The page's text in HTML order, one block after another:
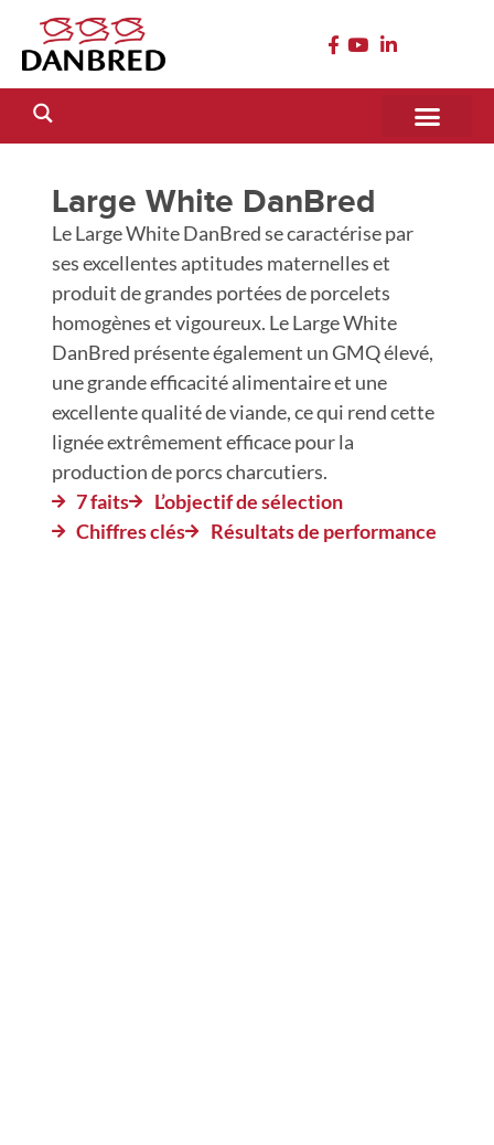
Large White DanBred
Le Large White DanBred se caractérise par
ses excellentes aptitudes maternelles et
produit de grandes portées de porcelets
homogènes et vigoureux. Le Large White
DanBred présente également un GMQ élevé,
une grande efficacité alimentaire et une
excellente qualité de viande, ce qui rend cette
lignée extrêmement efficace pour la
production de porcs charcutiers.
7 faits
L’objectif de sélection
Chiffres clés
Résultats de performance